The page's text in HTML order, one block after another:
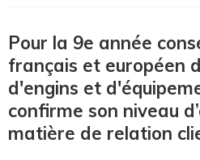
Pour la 9e année
français et européen
d'engins et
confirme son niveau
matière de relation